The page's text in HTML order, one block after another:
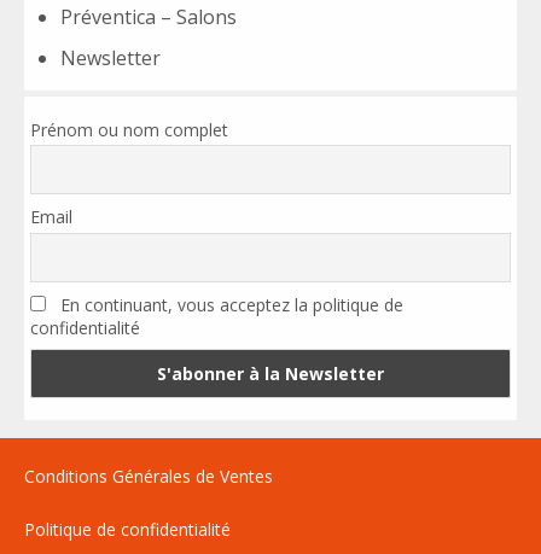
Préventica – Salons
Newsletter
Prénom ou nom complet
Email
En continuant, vous acceptez la politique de
confidentialité
Conditions Générales de Ventes
Politique de confidentialité